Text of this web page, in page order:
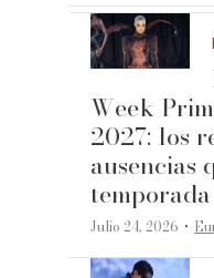
Week
2027: los
ausencias
temporada
Julio 24, 2026 ·